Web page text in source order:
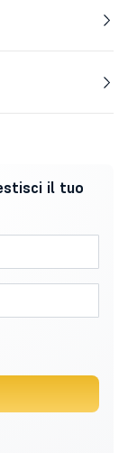
il tuo